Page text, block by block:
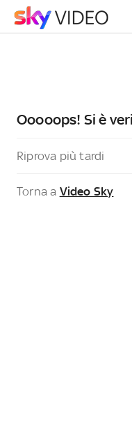
Ooooops! Si è
Riprova più tardi
Torna a Video Sky